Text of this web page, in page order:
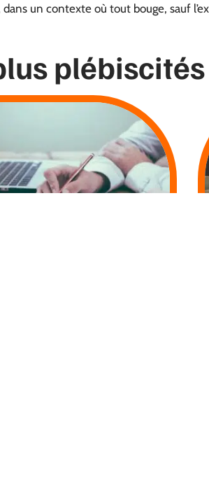
dans un contexte où tout bouge, sauf
plébiscités